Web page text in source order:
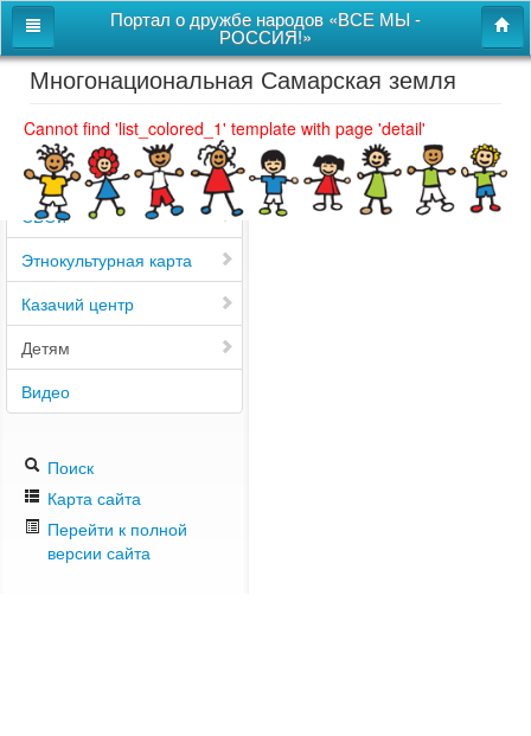
Портал о дружбе народов «ВСЕ МЫ -
РОССИЯ!»
Главная
Дом дружбы народов
Новости
СВОи
Этнокультурная карта
Казачий центр
Детям
Видео
Поиск
Карта сайта
Перейти к полной
версии сайта
Многонациональная Самарская земля
Cannot find 'list_colored_1' template with page 'detail'